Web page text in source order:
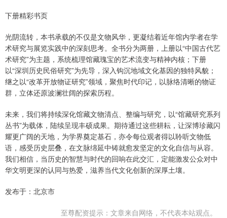
下册精彩书页
光阴流转，本书承载的不仅是文物风华，更凝结着近年馆内学者在学
术研究与展览实践中的深刻思考。全书分为两册，上册以“中国古代艺
术研究”为主题，系统梳理馆藏瑰宝的艺术流变与精神内核；下册
以“深圳历史民俗研究”为先导，深入钩沉地域文化基因的独特风貌；
继之以“改革开放物证研究”领域，聚焦时代印记，以脉络清晰的物证
群，立体还原波澜壮阔的探索历程。
未来，我们将持续深化馆藏文物清点、整编与研究，以“馆藏研究系列
丛书”为载体，陆续呈现丰硕成果。期待通过这些耕耘，让深博珍藏闪
耀更广阔的天地，为学界奠定基石，亦令每位观者得以聆听文物低
语，感受历史层叠，在文脉绵延中铸就愈发坚定的文化自信与从容。
我们相信，当历史的智慧与时代的回响在此交汇，定能激发公众对中
华文明更深的认同与热爱，滋养当代文化创新的深厚土壤。
发布于：北京市
至尊配资提示：文章来自网络，不代表本站观点。